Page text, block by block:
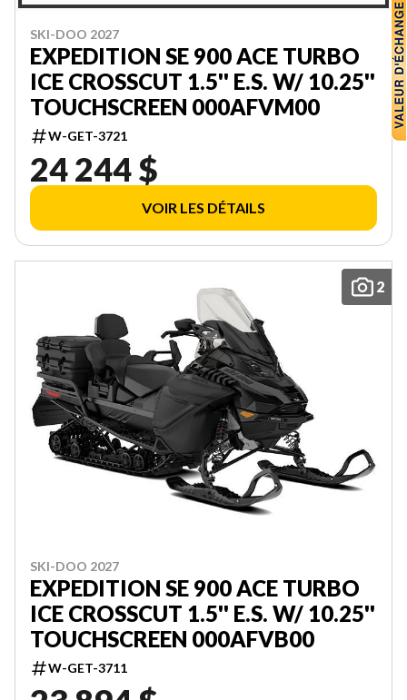
SKI-DOO 2027
EXPEDITION SE 900 ACE TURBO
ICE CROSSCUT 1.5'' E.S. W/ 10.25''
TOUCHSCREEN 000AFVM00
W-GET-3721
24 244 $
VOIR LES DÉTAILS
2
SKI-DOO 2027
EXPEDITION SE 900 ACE TURBO
ICE CROSSCUT 1.5'' E.S. W/ 10.25''
TOUCHSCREEN 000AFVB00
W-GET-3711